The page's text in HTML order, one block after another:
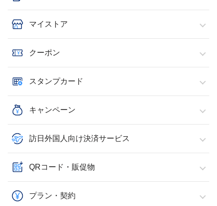
マイストア
クーポン
スタンプカード
キャンペーン
訪日外国人向け決済サービス
QRコード・販促物
プラン・契約